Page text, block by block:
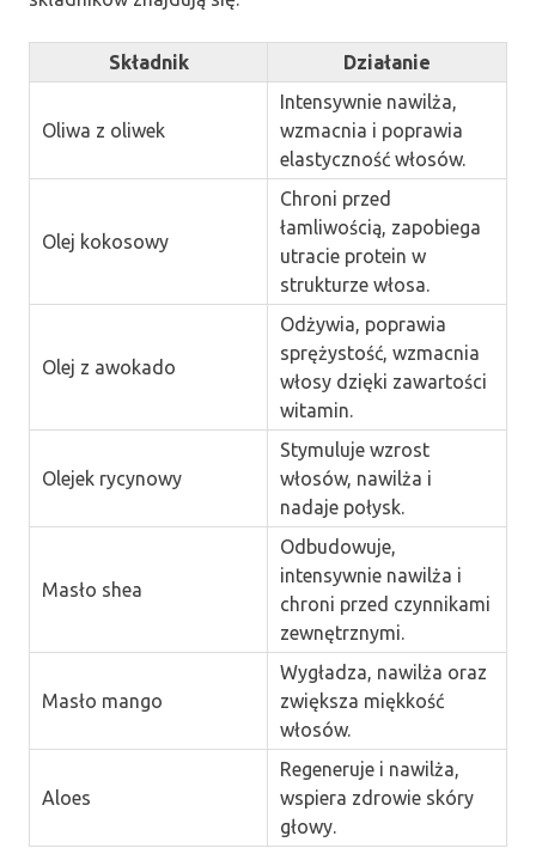
Składnik Działanie
Oliwa z oliwek
Intensywnie nawilża,
wzmacnia i poprawia
elastyczność włosów.
Olej kokosowy
Chroni przed
łamliwością, zapobiega
utracie protein w
strukturze włosa.
Olej z awokado
Odżywia, poprawia
sprężystość, wzmacnia
włosy dzięki zawartości
witamin.
Olejek rycynowy
Stymuluje wzrost
włosów, nawilża i
nadaje połysk.
Masło shea
Odbudowuje,
intensywnie nawilża i
chroni przed czynnikami
zewnętrznymi.
Masło mango
Wygładza, nawilża oraz
zwiększa miękkość
włosów.
Aloes
Regeneruje i nawilża,
wspiera zdrowie skóry
głowy.